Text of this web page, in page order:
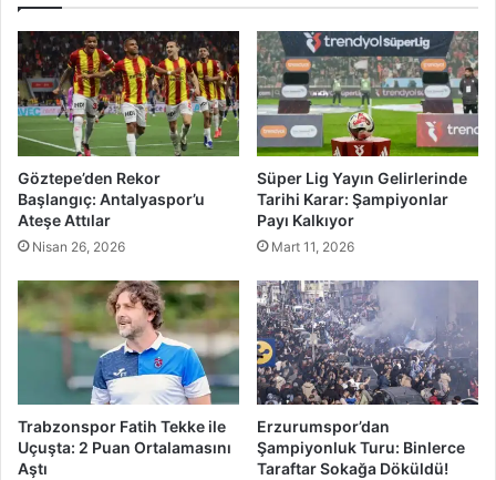
Göztepe’den Rekor
Başlangıç: Antalyaspor’u
Ateşe Attılar
Nisan 26, 2026
Süper Lig Yayın Gelirlerinde
Tarihi Karar: Şampiyonlar
Payı Kalkıyor
Mart 11, 2026
Trabzonspor Fatih Tekke ile
Uçuşta: 2 Puan Ortalamasını
Aştı
Erzurumspor’dan
Şampiyonluk Turu: Binlerce
Taraftar Sokağa Döküldü!